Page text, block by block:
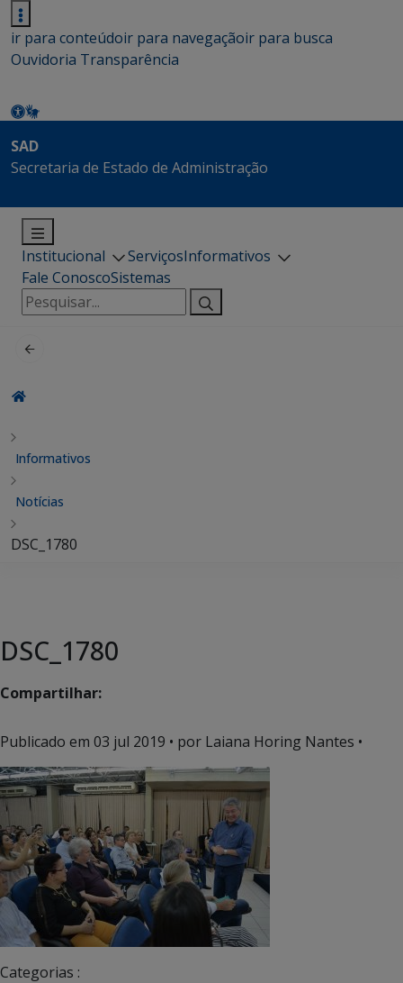
ir para conteúdoir para navegaçãoir para busca
Ouvidoria Transparência
SAD
Secretaria de Estado de Administração
Institucional ServiçosInformativos
Fale ConoscoSistemas
Pesquisar
por:
Informativos
Notícias
DSC_1780
DSC_1780
Compartilhar:
Publicado em 03 jul 2019 • por Laiana Horing Nantes •
Categorias :